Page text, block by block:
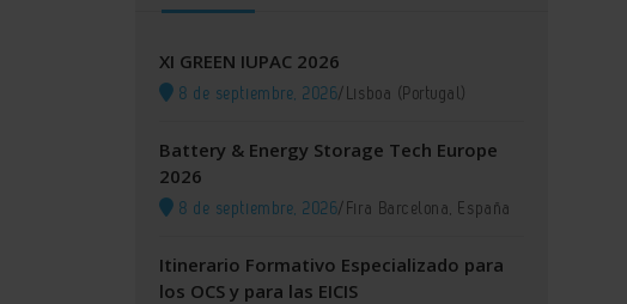
XI GREEN IUPAC 2026
8 de septiembre, 2026/Lisboa (Portugal)
Battery & Energy Storage Tech Europe
2026
8 de septiembre, 2026/Fira Barcelona, España
Itinerario Formativo Especializado para
los OCS y para las EICIS